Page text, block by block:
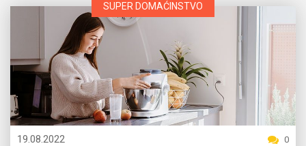
SUPER DOMAĆINSTVO
19.08.2022 0